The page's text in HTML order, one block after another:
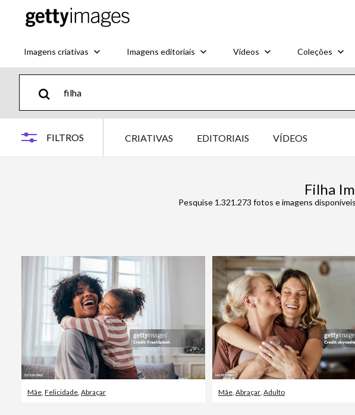
Imagens criativas Imagens editoriais Vídeos Coleções
FILTROS CRIATIVAS EDITORIAIS VÍDEOS
Filha
Pesquise 1.321.273 fotos e imagens
Mãe Felicidade Abraçar Mãe Abraçar Adulto